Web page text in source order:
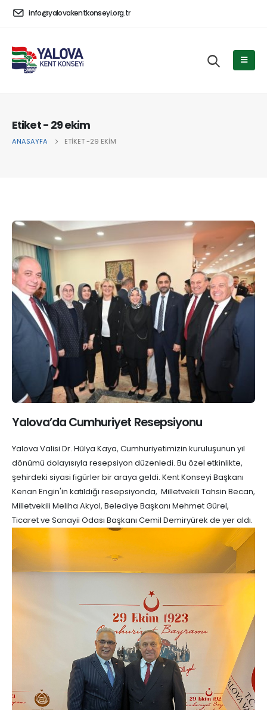
info@yalovakentkonseyi.org.tr
Etiket - 29 ekim
ANASAYFA ETIKET -29 EKIM
Yalova’da Cumhuriyet Resepsiyonu
Yalova Valisi Dr. Hülya Kaya, Cumhuriyetimizin kuruluşunun yıl
dönümü dolayısıyla resepsiyon düzenledi. Bu özel etkinlikte,
şehirdeki siyasi figürler bir araya geldi. Kent Konseyi Başkanı
Kenan Engin'in katıldığı resepsiyonda, Milletvekili Tahsin Becan,
Milletvekili Meliha Akyol, Belediye Başkanı Mehmet Gürel,
Ticaret ve Sanayii Odası Başkanı Cemil Demiryürek de yer aldı.